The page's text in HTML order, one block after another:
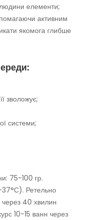
людини елементи;
активним
якомога глибше
зволожує;
системи;
75-100 гр.
37°С). Ретельно
через 40 хвилин
10-15 ванн через